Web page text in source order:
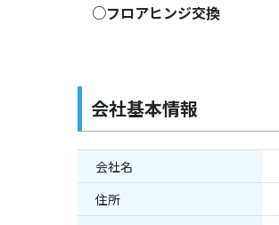
○フロアヒンジ交換
会社基本情報
会社名
住所